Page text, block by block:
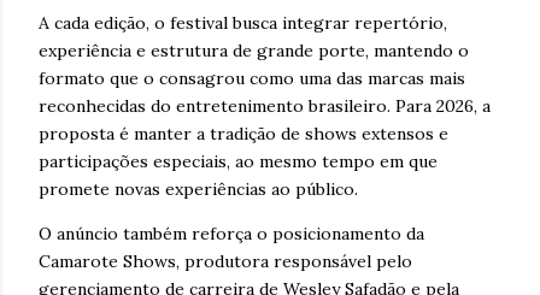
A cada edição, o festival busca integrar repertório,
experiência e estrutura de grande porte, mantendo o
formato que o consagrou como uma das marcas mais
reconhecidas do entretenimento brasileiro. Para 2026, a
proposta é manter a tradição de shows extensos e
participações especiais, ao mesmo tempo em que
promete novas experiências ao público.
O anúncio também reforça o posicionamento da
Camarote Shows, produtora responsável pelo
gerenciamento de carreira de Wesley Safadão e pela